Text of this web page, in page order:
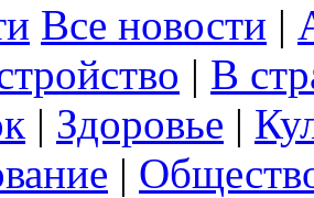
Все новости |
| В
| Здоровье |
|